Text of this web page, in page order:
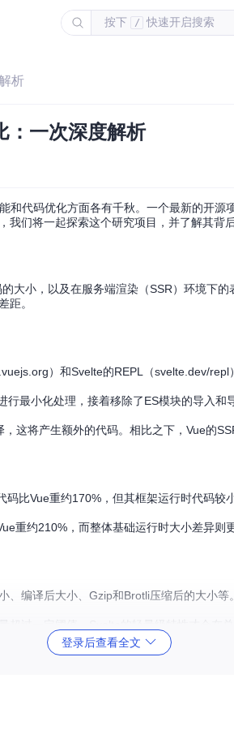
按下 / 快速开启搜索
析
：一次深度解析
和代码优化方面各有千秋。一个最新的开源
们将一起探索这个研究项目，并了解其背后
大小，以及在服务端渲染（SSR）环境下
距。
）和Svelte的REPL（svelte.dev/repl
行最小化处理，接着移除了ES模块的导入和
，这将产生额外的代码。相比之下，Vue的
比Vue重约170%，但其框架运行时代码较小
重约210%，而整体基础运行时大小差异则更
、编译后大小、Gzip和Brotli压缩后的大小等。
到平衡点，Vue倾向于更多的编译时优化，
贵的见解。如果你正在为新的项目做技术选
略，还是Svelte的小巧运行时，都取决于你
登录后查看全文